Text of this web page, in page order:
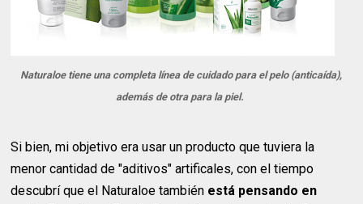
Naturaloe tiene una completa línea de cuidado para el pelo (anticaída),
además de otra para la piel.
Si bien, mi objetivo era usar un producto que tuviera la
menor cantidad de "aditivos" artificales, con el tiempo
descubrí que el Naturaloe también está pensando en